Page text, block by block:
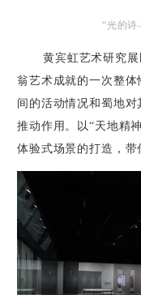
“光的
黄宾虹艺术研究
翁艺术成就的一次整
间的活动情况和蜀地
推动作用。以“天地精
体验式场景的打造，带